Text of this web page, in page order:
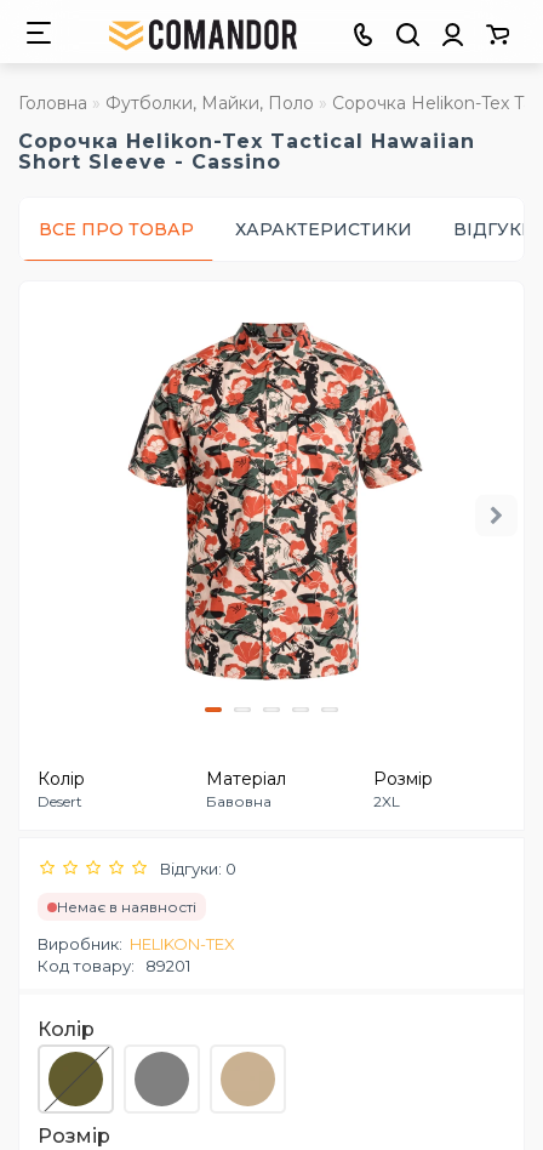
Головна Футболки, Майки, Поло Сорочка Helikon-Tex
Сорочка Helikon-Tex Tactical Hawaiian
Short Sleeve - Cassino
ВСЕ ПРО ТОВАР ХАРАКТЕРИСТИКИ ВІДГУКИ
Колір
Desert
Матеріал
Бавовна
Розмір
2XL
Відгуки: 0
Немає в наявності
Виробник: HELIKON-TEX
Код товару: 89201
Колір
Розмір